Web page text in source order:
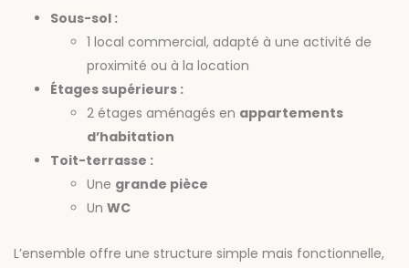
Sous-sol :
1 local commercial, adapté à une activité de
proximité ou à la location
Étages supérieurs :
2 étages aménagés en appartements
d’habitation
Toit-terrasse :
Une grande pièce
Un WC
L’ensemble offre une structure simple mais fonctionnelle,